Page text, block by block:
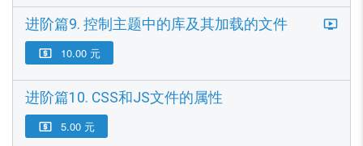
进阶篇9. 控制主题中的库及其加载的文件
 10.00 元
进阶篇10. CSS和JS文件的属性
 5.00 元